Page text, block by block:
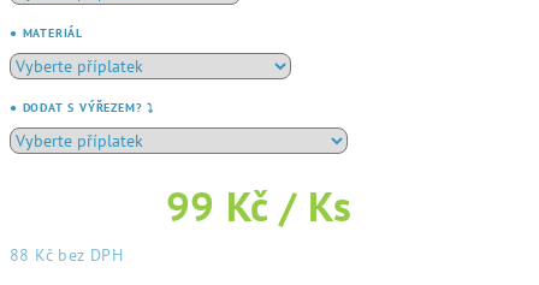
● MATERIÁL
● DODAT S VÝŘEZEM? ⤵️
99 Kč / Ks
88 Kč bez DPH